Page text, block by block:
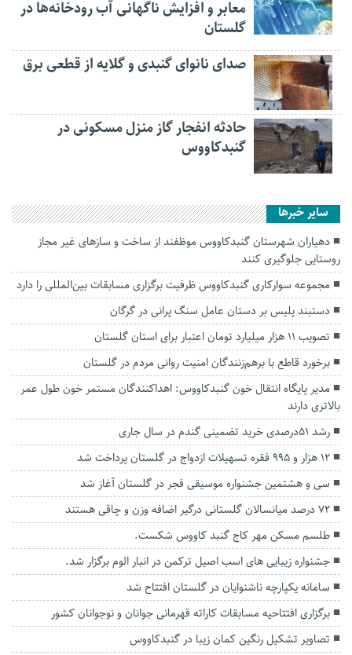
معابر و افزایش ناگهانی آب رودخانه‌ها در
گلستان
صدای نانوای گنبدی و گلایه از قطعی برق
حادثه انفجار گاز منزل مسکونی در
گنبدکاووس
سایر خبرها
دهیاران شهرستان گنبدکاووس موظفند از ساخت و سازهای غیر مجاز
روستایی جلوگیری کنند
مجموعه سوارکاری گنبدکاووس ظرفیت برگزاری مسابقات بین‌المللی را دارد
دستبند پلیس بر دستان عامل سنگ پرانی در گرگان
تصویب ۱۱ هزار میلیارد تومان اعتبار برای استان گلستان
برخورد قاطع با برهم‌زنندگان امنیت روانی مردم در گلستان
مدیر پایگاه انتقال خون گنبدکاووس: اهداکنندگان مستمر خون طول عمر
بالاتری دارند
رشد ۵۱‌درصدی خرید تضمینی گندم در سال جاری
۱۲ هزار و ۹۹۵ فقره تسهیلات ازدواج در گلستان پرداخت شد
سی و هشتمین جشنواره موسیقی فجر در گلستان آغاز شد
۷۲ درصد میانسالان گلستانی درگیر اضافه وزن و چاقی هستند
طلسم مسکن مهر کاج گنبد کاووس شکست.
جشنواره زیبایی های اسب اصیل ترکمن در انبار الوم برگزار شد.
سامانه یکپارچه ناشنوایان در گلستان افتتاح شد
برگزاری افتتاحیه مسابقات کاراته قهرمانی جوانان و نوجوانان کشور
تصاویر تشکیل رنگین کمان زیبا در‌ گنبدکاووس